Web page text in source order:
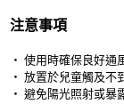
注意事項
‧ 使用時確保良好通
‧ 放置於兒童觸及不
‧ 避免陽光照射或暴